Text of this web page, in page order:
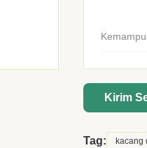
Kirim
Tag: kacang